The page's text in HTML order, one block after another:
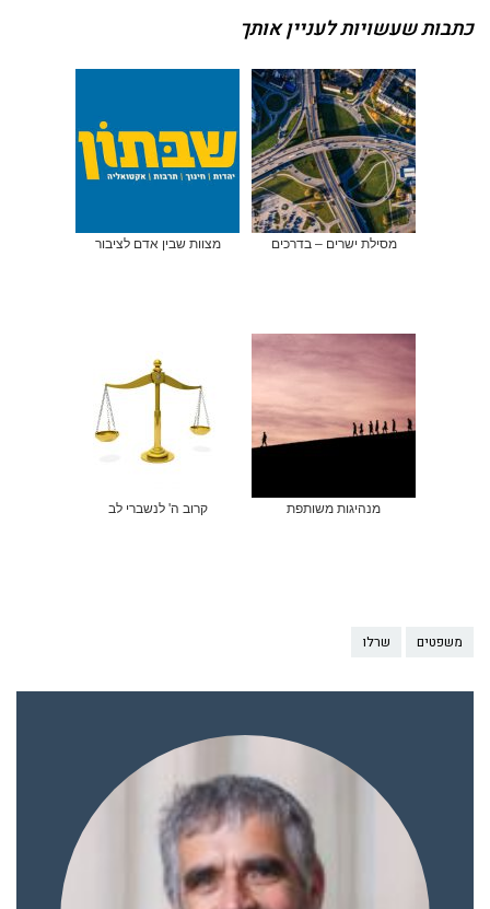
כתבות שעשויות לעניין אותך
מסילת ישרים – בדרכים מצוות שבין אדם לציבור
מנהיגות משותפת קרוב ה' לנשברי לב
משפטים שרלו